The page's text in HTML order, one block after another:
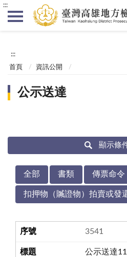
:::
:::
首頁 資訊公開
公示送達
顯示條
全部 書類 傳票命令
扣押物（贓證物）拍賣或發
3541
公示送達